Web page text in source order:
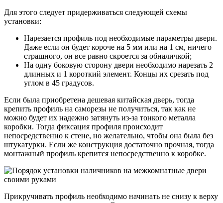
Для этого следует придерживаться следующей схемы
установки:
Нарезается профиль под необходимые параметры двери.
Даже если он будет короче на 5 мм или на 1 см, ничего
страшного, он все равно скроется за обналичкой;
На одну боковую сторону двери необходимо нарезать 2
длинных и 1 короткий элемент. Концы их срезать под
углом в 45 градусов.
Если была приобретена дешевая китайская дверь, тогда
крепить профиль на саморезы не получиться, так как не
можно будет их надежно затянуть из-за тонкого металла
коробки. Тогда фиксация профиля происходит
непосредственно к стене, но желательно, чтобы она была без
штукатурки. Если же конструкция достаточно прочная, тогда
монтажный профиль крепится непосредственно к коробке.
Прикручивать профиль необходимо начинать не снизу к верху